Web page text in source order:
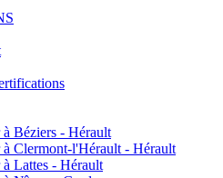
Béziers - Hérault
à Clermont-l'Hérault - Hérault
Lattes - Hérault